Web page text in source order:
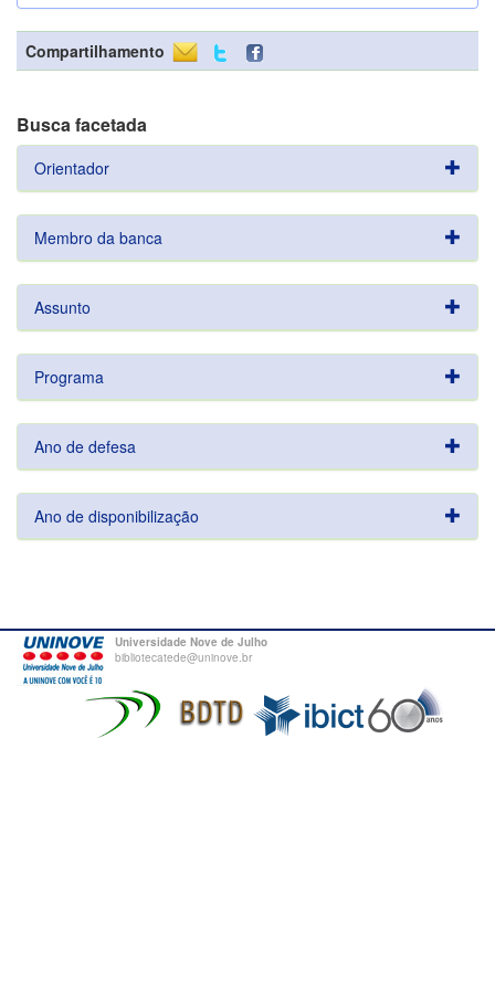
Compartilhamento
Busca facetada
Orientador
Membro da banca
Assunto
Programa
Ano de defesa
Ano de disponibilização
Universidade Nove de Julho
bibliotecatede@uninove.br